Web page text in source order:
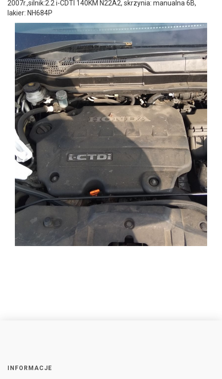
2007r.,silnik:2.2 i-CDTI 140KM N22A2, skrzynia: manualna 6B,
lakier: NH684P
INFORMACJE